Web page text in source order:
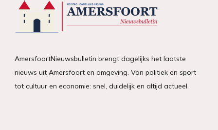
AmersfoortNieuwsbulletin brengt dagelijks het laatste
nieuws uit Amersfoort en omgeving. Van politiek en sport
tot cultuur en economie: snel, duidelijk en altijd actueel.